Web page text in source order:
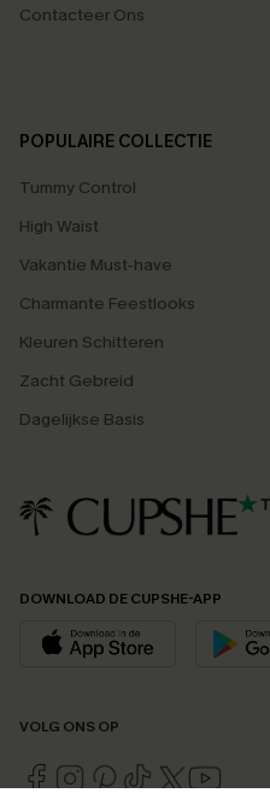
Contacteer Ons
POPULAIRE COLLECTIE
Tummy Control
High Waist
Vakantie Must-have
Charmante Feestlooks
Kleuren Schitteren
Zacht Gebreid
Dagelijkse Basis
DOWNLOAD DE CUPSHE-APP
VOLG ONS OP